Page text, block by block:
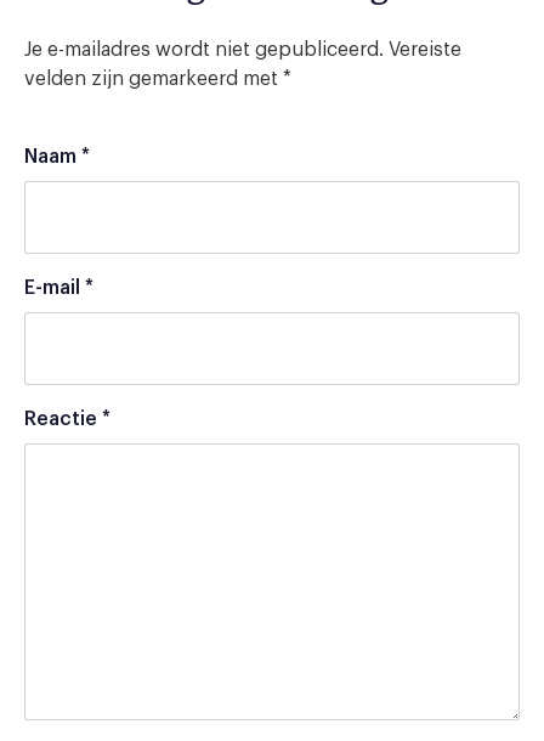
Je e-mailadres wordt niet gepubliceerd. Vereiste
velden zijn gemarkeerd met *
Naam *
E-mail *
Reactie *